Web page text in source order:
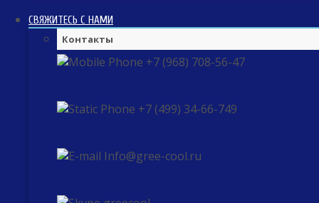
СВЯЖИТЕСЬ С НАМИ
Контакты
+7 (968) 708-56-47
+7 (499) 34-66-749
Info@gree-cool.ru